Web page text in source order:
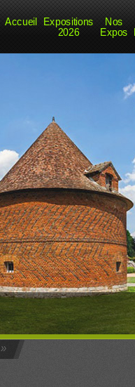
Accueil
Expositions
2026
Nos
Expos
»